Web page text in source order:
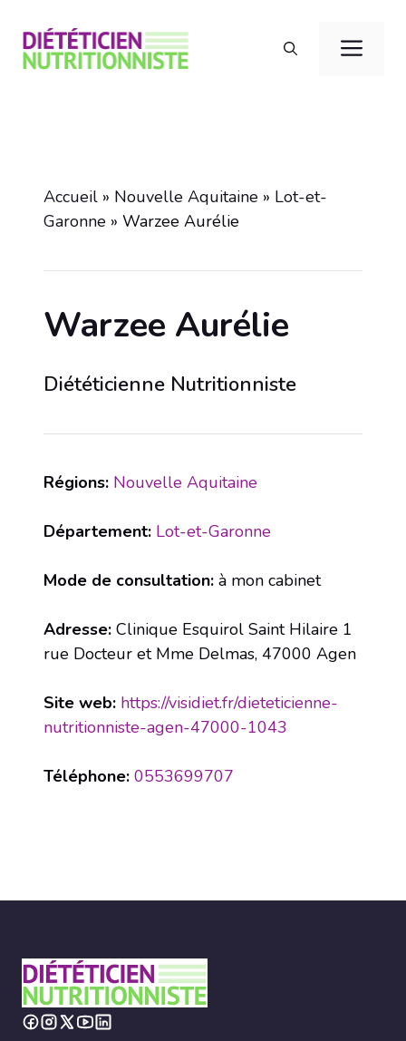
contenu
Accueil » Nouvelle Aquitaine » Lot-et-
Garonne » Warzee Aurélie
Warzee Aurélie
Diététicienne Nutritionniste
Régions: Nouvelle Aquitaine
Département: Lot-et-Garonne
Mode de consultation: à mon cabinet
Adresse: Clinique Esquirol Saint Hilaire 1
rue Docteur et Mme Delmas, 47000 Agen
Site web: https://visidiet.fr/dieteticienne-
nutritionniste-agen-47000-1043
Téléphone: 0553699707